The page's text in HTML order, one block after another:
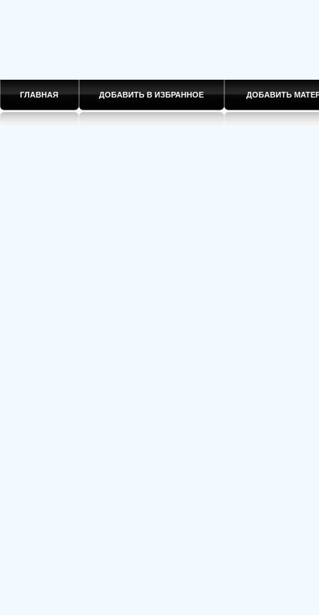
ГЛАВНАЯ ДОБАВИТЬ В ИЗБРАННОЕ ДОБАВИТЬ